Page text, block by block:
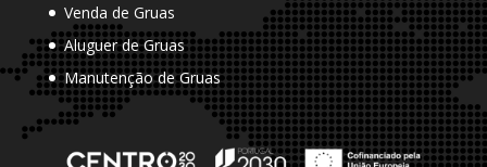
Venda de Gruas
Aluguer de Gruas
Manutenção de Gruas